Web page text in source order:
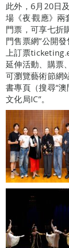
此外，6月20日
場《夜‧觀應》
門票，可享七折
門售票網”公開
上訂票
延伸活動、購票
可瀏覽藝術節網
書專頁（搜尋“
文化局IC”。